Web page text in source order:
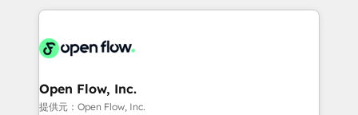
things are happening.
most effective way, while at the same time
integrated buyers journey. Elixir is located in
and Stockholm Elixir is a first mover and leader
when it comes to HubSpot sales and service
Open Flow, Inc.
提供元：Open Flow, Inc.